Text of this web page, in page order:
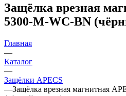
Защёлка врезная
5300-M-WC-BN
Главная
—
Каталог
—
Защёлки APECS
—Защёлка врезная магнитная